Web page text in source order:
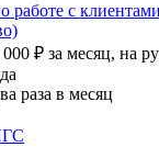
работе с
000 ₽ за месяц, на
раза в месяц